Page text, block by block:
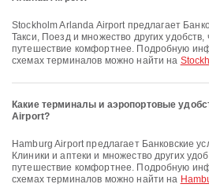
Stockholm Arlanda Airport предлагает Банковские услуги/банкоматы,
Такси, Поезд и множество других
путешествие комфортнее. Подробную
схемах терминалов можно найти на
Какие терминалы и аэропортовые
Airport?
Hamburg Airport предлагает Банковские услуги/банкоматы, Парковки,
Клиники и аптеки и множество других
путешествие комфортнее. Подробную
схемах терминалов можно найти на